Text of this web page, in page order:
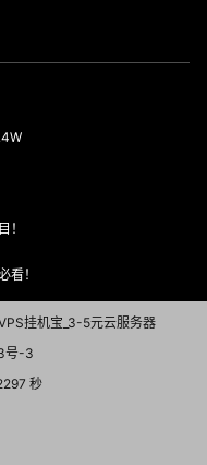
！
看！
挂机宝_3-5元云服务器
号-3
秒